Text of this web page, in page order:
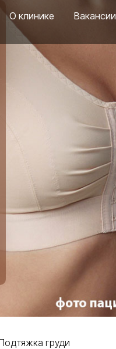
О клинике Вакансии
груди